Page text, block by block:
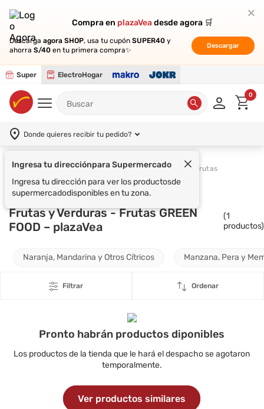
Compra en plazaVeadesde agora 🛒
Descarga agora SHOP, usa tu cupón SUPER40 y
ahorra S/40 en tu primera compra✨
Descargar
Super ElectroHogar
Compra en plazaVeadesde agora 🛒
Descarga agora SHOP, usa tu cupón SUPER40 y
ahorra S/40 en tu primera compra✨
Descargar
0
Donde quieres recibir tu pedido?
Ingresa tu direcciónpara Supermercado
Ingresa tu dirección para ver los productosde
supermercadodisponibles en tu zona.
Supermercado Frutas y Verduras Frutas
Frutas y Verduras - Frutas GREEN
FOOD – plazaVea
(1
productos)
Naranja, Mandarina y Otros Cítricos Manzana, Pera y
Filtrar Ordenar
Pronto habrán productos diponibles
Los productos de la tienda que le hará el despacho se agotaron
temporalmente.
Ver productos similares